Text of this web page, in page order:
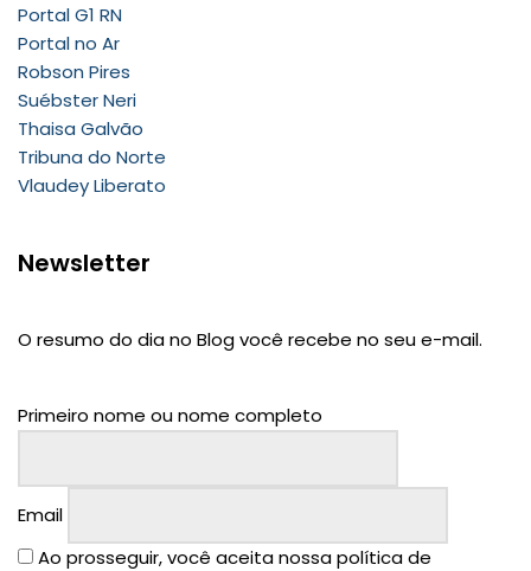
Portal G1 RN
Portal no Ar
Robson Pires
Suébster Neri
Thaisa Galvão
Tribuna do Norte
Vlaudey Liberato
Newsletter
O resumo do dia no Blog você recebe no seu e-mail.
Primeiro nome ou nome completo
Email
Ao prosseguir, você aceita nossa política de